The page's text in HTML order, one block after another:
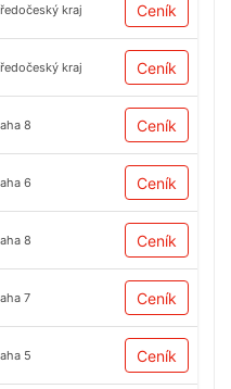
kraj Ceník
kraj Ceník
8 Ceník
6 Ceník
8 Ceník
7 Ceník
5 Ceník